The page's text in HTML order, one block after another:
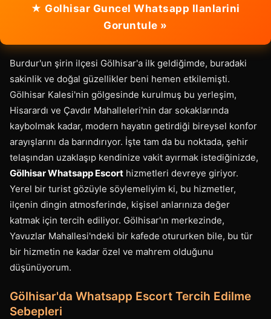
★ Golhisar Guncel Whatsapp Ilanlarini
Goruntule »
Burdur'un şirin ilçesi Gölhisar'a ilk geldiğimde, buradaki
sakinlik ve doğal güzellikler beni hemen etkilemişti.
Gölhisar Kalesi'nin gölgesinde kurulmuş bu yerleşim,
Hisarardı ve Çavdır Mahalleleri'nin dar sokaklarında
kaybolmak kadar, modern hayatın getirdiği bireysel konfor
arayışlarını da barındırıyor. İşte tam da bu noktada, şehir
telaşından uzaklaşıp kendinize vakit ayırmak istediğinizde,
Gölhisar Whatsapp Escort hizmetleri devreye giriyor.
Yerel bir turist gözüyle söylemeliyim ki, bu hizmetler,
ilçenin dingin atmosferinde, kişisel anlarınıza değer
katmak için tercih ediliyor. Gölhisar'ın merkezinde,
Yavuzlar Mahallesi'ndeki bir kafede otururken bile, bu tür
bir hizmetin ne kadar özel ve mahrem olduğunu
düşünüyorum.
Gölhisar'da Whatsapp Escort Tercih Edilme
Sebepleri